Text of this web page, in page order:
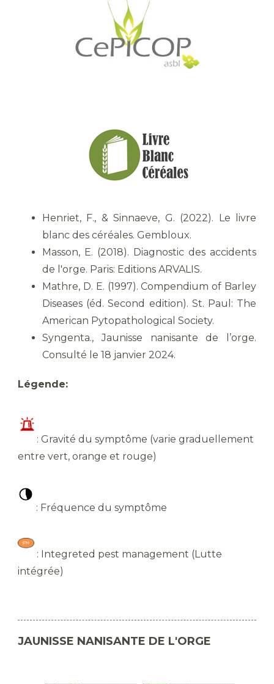
Henriet, F., & Sinnaeve, G. (2022). Le livre
blanc des céréales. Gembloux.
Masson, E. (2018). Diagnostic des accidents
de l'orge. Paris: Editions ARVALIS.
Mathre, D. E. (1997). Compendium of Barley
Diseases (éd. Second edition). St. Paul: The
American Pytopathological Society.
Syngenta., Jaunisse nanisante de l’orge.
Consulté le 18 janvier 2024.
Légende:
: Gravité du symptôme (varie graduellement
entre vert, orange et rouge)
: Fréquence du symptôme
: Integreted pest management (Lutte
intégrée)
JAUNISSE NANISANTE DE L'ORGE